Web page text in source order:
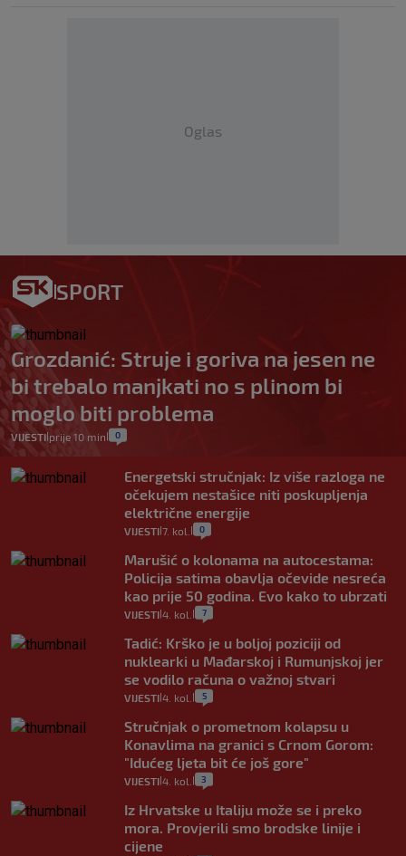
Oglas
SPORT
Grozdanić: Struje i goriva na jesen ne
bi trebalo manjkati no s plinom bi
moglo biti problema
VIJESTI prije 10 min 0
Energetski stručnjak: Iz više razloga ne
očekujem nestašice niti poskupljenja
električne energije
VIJESTI 7. kol. 0
Marušić o kolonama na autocestama:
Policija satima obavlja očevide nesreća
kao prije 50 godina. Evo kako to ubrzati
VIJESTI 4. kol. 7
Tadić: Krško je u boljoj poziciji od
nuklearki u Mađarskoj i Rumunjskoj jer
se vodilo računa o važnoj stvari
VIJESTI 4. kol. 5
Stručnjak o prometnom kolapsu u
Konavlima na granici s Crnom Gorom:
"Idućeg ljeta bit će još gore"
VIJESTI 4. kol. 3
Iz Hrvatske u Italiju može se i preko
mora. Provjerili smo brodske linije i
cijene